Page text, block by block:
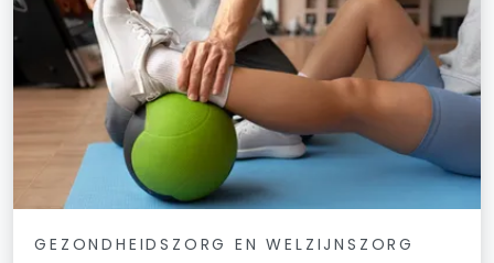
GEZONDHEIDSZORG EN WELZIJNSZORG